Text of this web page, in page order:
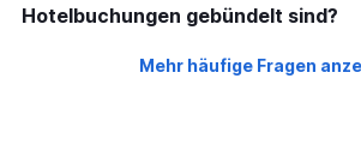
Hotelbuchungen gebündelt sind?
Mehr häufige Fragen